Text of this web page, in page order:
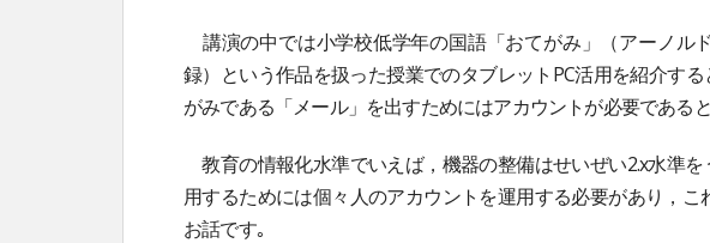
講演の中では小学校低学年の国語「おてがみ」（アーノル
録）という作品を扱った授業でのタブレットPC活用を紹介す
がみである「メール」を出すためにはアカウントが必要である
教育の情報化水準でいえば，機器の整備はせいぜい2.x水準
用するためには個々人のアカウントを運用する必要があり，
お話です｡